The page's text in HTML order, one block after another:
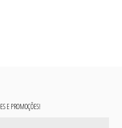
E PROMOÇÕES!